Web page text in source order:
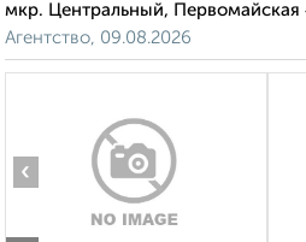
мкр. Центральный, Первомайская
Агентство, 09.08.2026
‹